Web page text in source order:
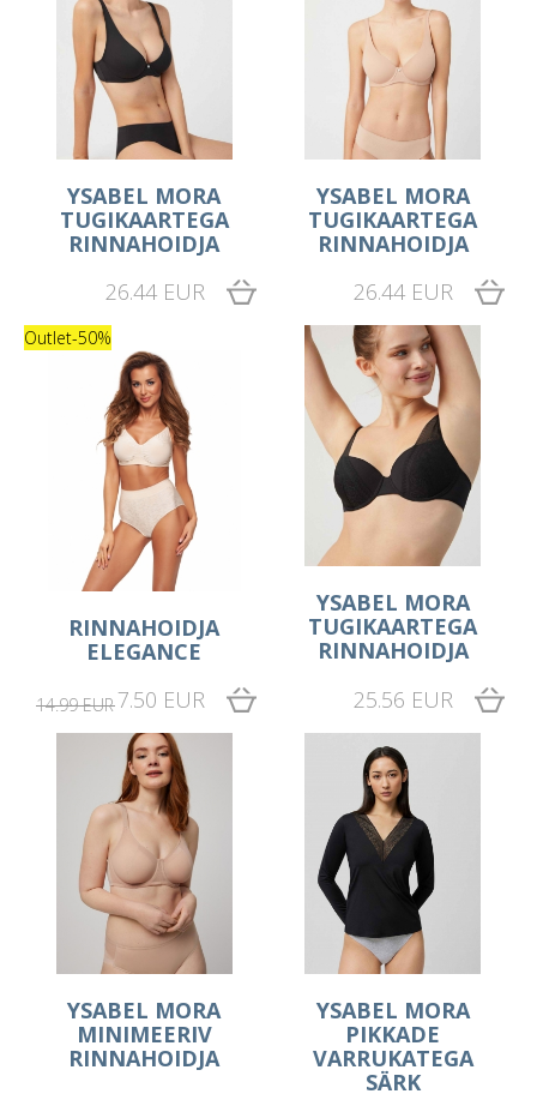
YSABEL MORA
TUGIKAARTEGA
RINNAHOIDJA
26.44 EUR
YSABEL MORA
TUGIKAARTEGA
RINNAHOIDJA
26.44 EUR
Outlet-50%
RINNAHOIDJA
ELEGANCE
14.99 EUR7.50 EUR
YSABEL MORA
TUGIKAARTEGA
RINNAHOIDJA
25.56 EUR
YSABEL MORA
MINIMEERIV
RINNAHOIDJA
YSABEL MORA
PIKKADE
VARRUKATEGA
SÄRK